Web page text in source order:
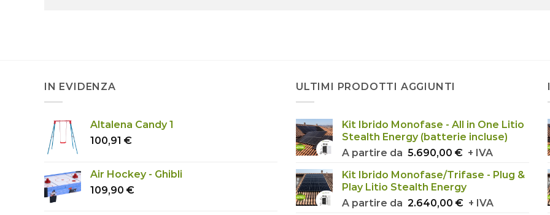
IN EVIDENZA
Altalena Candy 1
100,91 €
Air Hockey - Ghibli
109,90 €
ULTIMI PRODOTTI AGGIUNTI
Kit Ibrido Monofase - All in One Litio
Stealth Energy (batterie incluse)
A partire da 5.690,00 € + IVA
Kit Ibrido Monofase/Trifase - Plug &
Play Litio Stealth Energy
A partire da 2.640,00 € + IVA